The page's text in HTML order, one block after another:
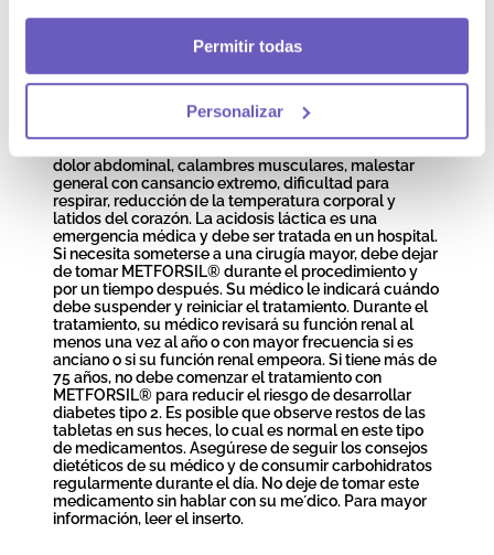
Permitir todas
Personalizar
recibir más instrucciones. Deje de tomar METFORSIL®
temporalmente si tiene una condición que pueda
fiebre, exposición al calor o si bebe menos líquido de
instrucciones. Suspenda el uso de METFORSIL® y
dolor abdominal, calambres musculares, malestar
general con cansancio extremo, dificultad para
respirar, reducción de la temperatura corporal y
latidos del corazón. La acidosis láctica es una
emergencia médica y debe ser tratada en un hospital.
Si necesita someterse a una cirugía mayor, debe dejar
de tomar METFORSIL® durante el procedimiento y
por un tiempo después. Su médico le indicará cuándo
debe suspender y reiniciar el tratamiento. Durante el
tratamiento, su médico revisará su función renal al
menos una vez al año o con mayor frecuencia si es
anciano o si su función renal empeora. Si tiene más de
75 años, no debe comenzar el tratamiento con
METFORSIL® para reducir el riesgo de desarrollar
diabetes tipo 2. Es posible que observe restos de las
tabletas en sus heces, lo cual es normal en este tipo
de medicamentos. Asegúrese de seguir los consejos
dietéticos de su médico y de consumir carbohidratos
regularmente durante el día. No deje de tomar este
medicamento sin hablar con su me´dico. Para mayor
información, leer el inserto.